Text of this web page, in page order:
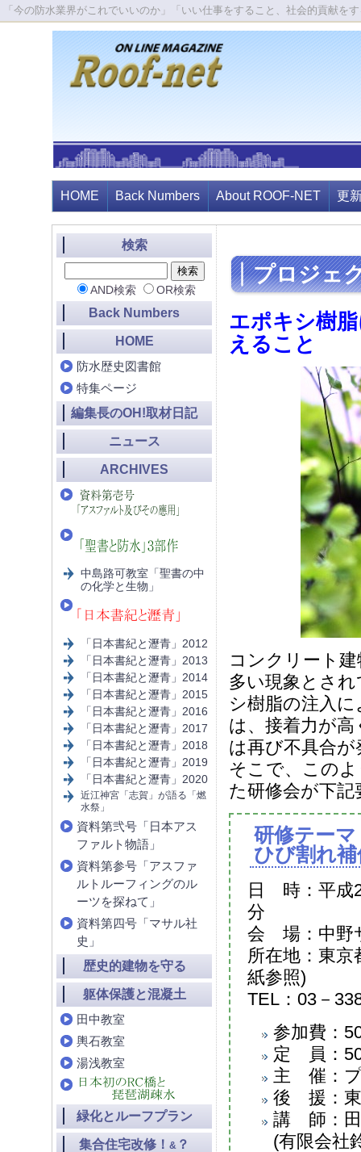
「今の防水業界がこれでいいのか」「いい仕事をすること、社会的貢献
HOME Back Numbers About ROOF-NET 更
プロジェ
エポキシ樹
えること
コンクリート
多い現象とさ
シ樹脂の注入
は、接着力が
は再び不具合
そこで、この
た研修会が下
研修テー
ひび割れ
日 時：平成
分
会 場：中野
所在地：東
紙参照)
TEL：03－
参加費：
定 員：
主 催：
後 援：東
講 師：田
(有限会社
検索
AND検索 OR検索
Back Numbers
HOME
防水歴史図書館
特集ページ
編集長のOH!取材日記
ニュース
ARCHIVES
中島路可教室「聖書の中
の化学と生物」
「日本書紀と瀝青」2012
「日本書紀と瀝青」2013
「日本書紀と瀝青」2014
「日本書紀と瀝青」2015
「日本書紀と瀝青」2016
「日本書紀と瀝青」2017
「日本書紀と瀝青」2018
「日本書紀と瀝青」2019
「日本書紀と瀝青」2020
近江神宮「志賀」が語る「燃
水祭」
資料第弐号「日本アス
ファルト物語」
資料第参号「アスファ
ルトルーフィングのル
ーツを探ねて」
資料第四号「マサル社
史」
歴史的建物を守る
躯体保護と混凝土
田中教室
輿石教室
湯浅教室
緑化とルーフプラン
集合住宅改修！ & ？